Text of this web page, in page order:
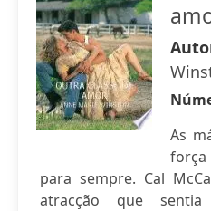
As
força
para sempre. Cal
atracção que